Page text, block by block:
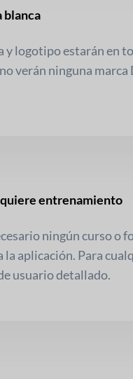
blanca
y logotipo estarán en
verán ninguna marca
entrenamiento
ningún curso o
la aplicación. Para
usuario detallado.